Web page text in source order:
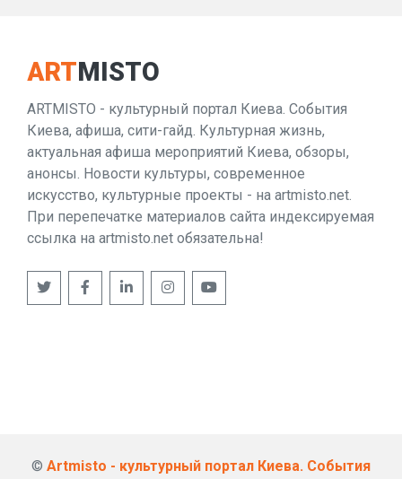
ARTMISTO
ARTMISTO - культурный портал Киева. События
Киева, афиша, сити-гайд. Культурная жизнь,
актуальная афиша мероприятий Киева, обзоры,
анонсы. Новости культуры, современное
искусство, культурные проекты - на artmisto.net.
При перепечатке материалов сайта индексируемая
ссылка на artmisto.net обязательна!
© Artmisto - культурный портал Киева. События